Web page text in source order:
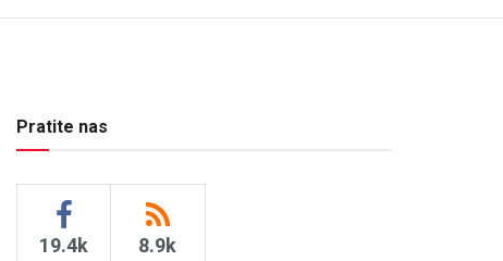
Pratite nas
19.4k 8.9k